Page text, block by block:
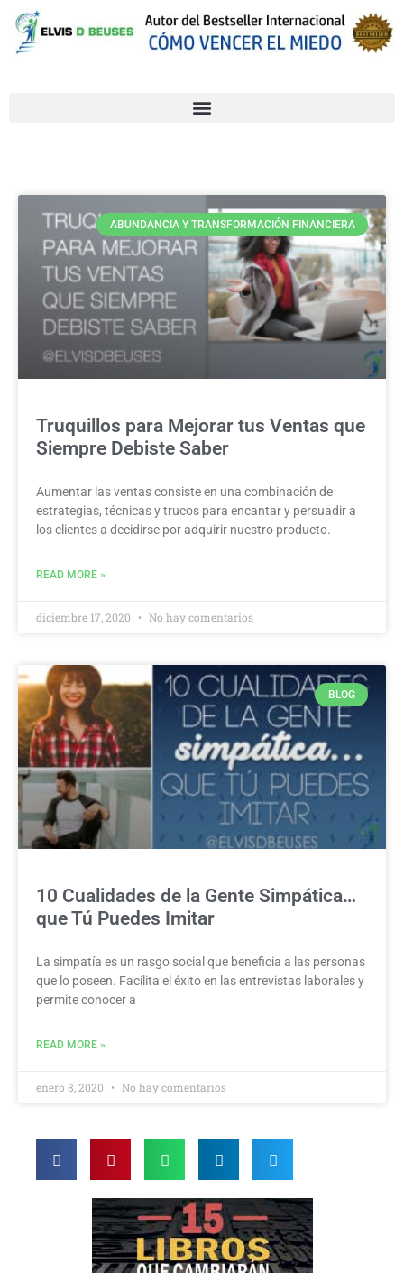
ABUNDANCIA Y TRANSFORMACIÓN FINANCIERA
Truquillos para Mejorar tus Ventas que
Siempre Debiste Saber
Aumentar las ventas consiste en una combinación de
estrategias, técnicas y trucos para encantar y persuadir a
los clientes a decidirse por adquirir nuestro producto.
READ MORE »
diciembre 17, 2020 No hay comentarios
BLOG
10 Cualidades de la Gente Simpática…
que Tú Puedes Imitar
La simpatía es un rasgo social que beneficia a las personas
que lo poseen. Facilita el éxito en las entrevistas laborales y
permite conocer a
READ MORE »
enero 8, 2020 No hay comentarios